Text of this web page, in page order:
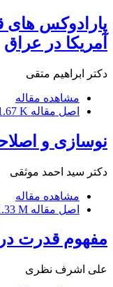
پارادوکس های
آمریکا در عراق
دکتر ابراهیم متقی
مشاهده مقاله
اصل مقاله K
نوسازی و
دکتر سید احمد موثقی
مشاهده مقاله
اصل مقاله M
مفهوم قدرت
علی اشرف نظری